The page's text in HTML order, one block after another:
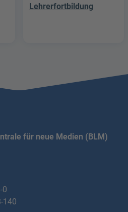
Lehrerfortbildung
für neue Medien (BLM)
0
140